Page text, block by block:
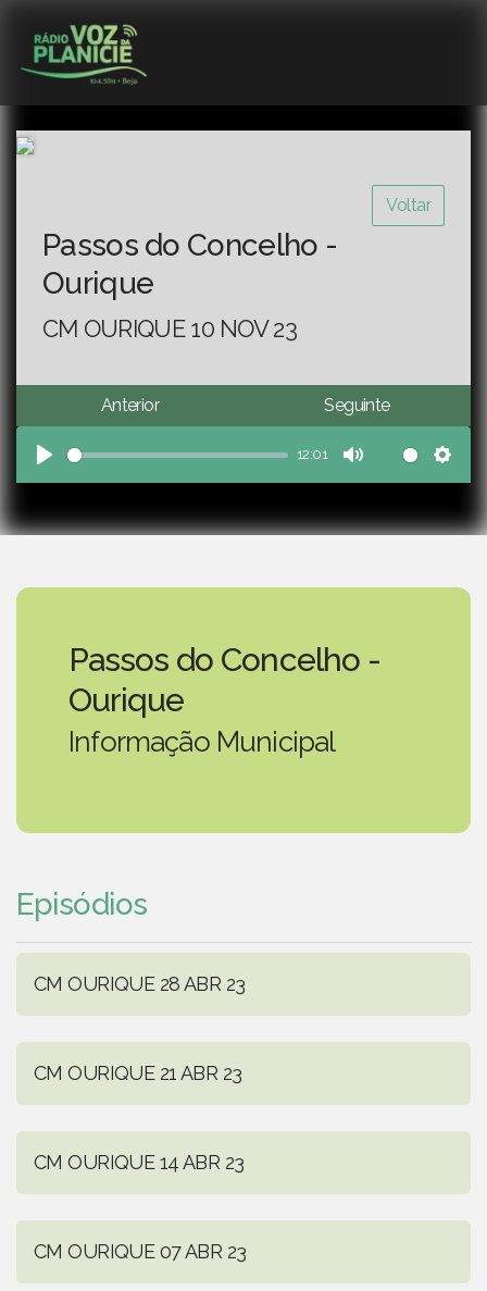
Voltar
Passos do Concelho -
Ourique
CM OURIQUE 10 NOV 23
Anterior Seguinte
Play
12:01
Mute
Passos do Concelho -
Ourique
Informação Municipal
Episódios
CM OURIQUE 28 ABR 23
CM OURIQUE 21 ABR 23
CM OURIQUE 14 ABR 23
CM OURIQUE 07 ABR 23